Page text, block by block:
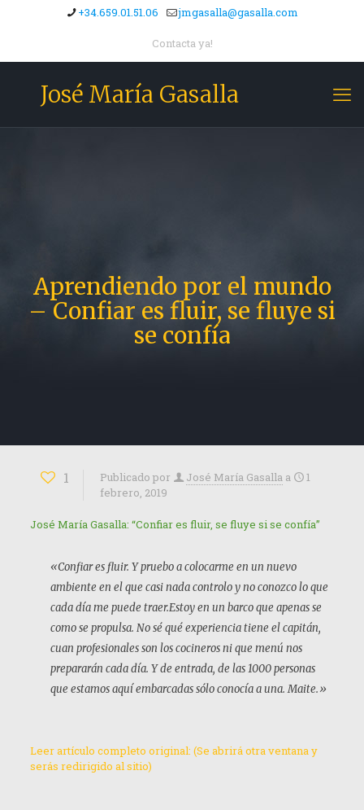
+34.659.01.51.06 jmgasalla@gasalla.com
Contacta ya!
José María Gasalla
Aprendiendo por el mundo
– Confiar es fluir, se fluye si
se confía
1 Publicado por José María Gasalla a
1
febrero, 2019
José María Gasalla: “Confiar es fluir, se fluye si se confía”
«Confiar es fluir. Y pruebo a colocarme en un nuevo
ambiente en el que casi nada controlo y no conozco lo que
cada día me puede traer.Estoy en un barco que apenas se
como se propulsa. No sé qué experiencia tiene el capitán,
cuan profesionales son los cocineros ni que menú nos
prepararán cada día. Y de entrada, de las 1000 personas
que estamos aquí embarcadas sólo conocía a una. Maite.»
Leer artículo completo original: (Se abrirá otra ventana y
serás redirigido al sitio)